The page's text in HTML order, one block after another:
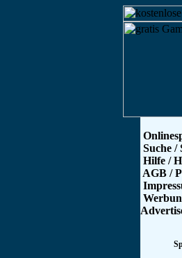
Suche /
Hilfe /
AGB /